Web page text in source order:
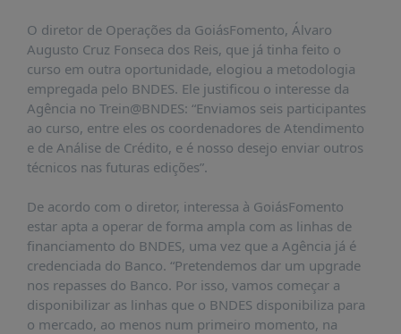
CURSOS
E
EVENTOS
INSCRIÇÕES
MATERIAIS
DISPONÍVEIS
PUBLICAÇÕES
REVISTA
RUMOS
LIVROS
ESTUDOS
NOTÍCIAS
O diretor de Operações da GoiásFomento, Álvaro
Augusto Cruz Fonseca dos Reis, que já tinha feito o
curso em outra oportunidade, elogiou a metodologia
empregada pelo BNDES. Ele justificou o interesse da
Agência no Trein@BNDES: “Enviamos seis participantes
ao curso, entre eles os coordenadores de Atendimento
e de Análise de Crédito, e é nosso desejo enviar outros
técnicos nas futuras edições”.
De acordo com o diretor, interessa à GoiásFomento
estar apta a operar de forma ampla com as linhas de
financiamento do BNDES, uma vez que a Agência já é
credenciada do Banco. “Pretendemos dar um upgrade
nos repasses do Banco. Por isso, vamos começar a
disponibilizar as linhas que o BNDES disponibiliza para
o mercado, ao menos num primeiro momento, na